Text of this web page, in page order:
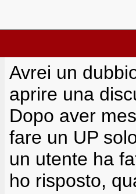
Avrei un
aprire una
Dopo aver
fare un UP
un utente ha
ho risposto,